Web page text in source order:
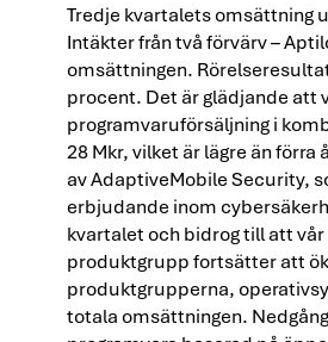
Tredje kvartalets omsättning
Intäkter från två förvärv –
omsättningen.
procent. Det är glädjande att
programvaruförsäljning i
28 Mkr, vilket är lägre än
av AdaptiveMobile Security,
erbjudande inom
kvartalet och bidrog till att
produktgrupp fortsätter att
produktgrupperna,
totala omsättningen.